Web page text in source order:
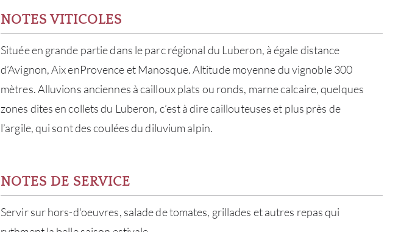
NOTES VITICOLES
Située en grande partie dans le parc régional du Luberon, à égale distance
d’Avignon, Aix enProvence et Manosque. Altitude moyenne du vignoble 300
mètres. Alluvions anciennes à cailloux plats ou ronds, marne calcaire, quelques
zones dites en collets du Luberon, c’est à dire caillouteuses et plus près de
l’argile, qui sont des coulées du diluvium alpin.
NOTES DE SERVICE
Servir sur hors-d'oeuvres, salade de tomates, grillades et autres repas qui